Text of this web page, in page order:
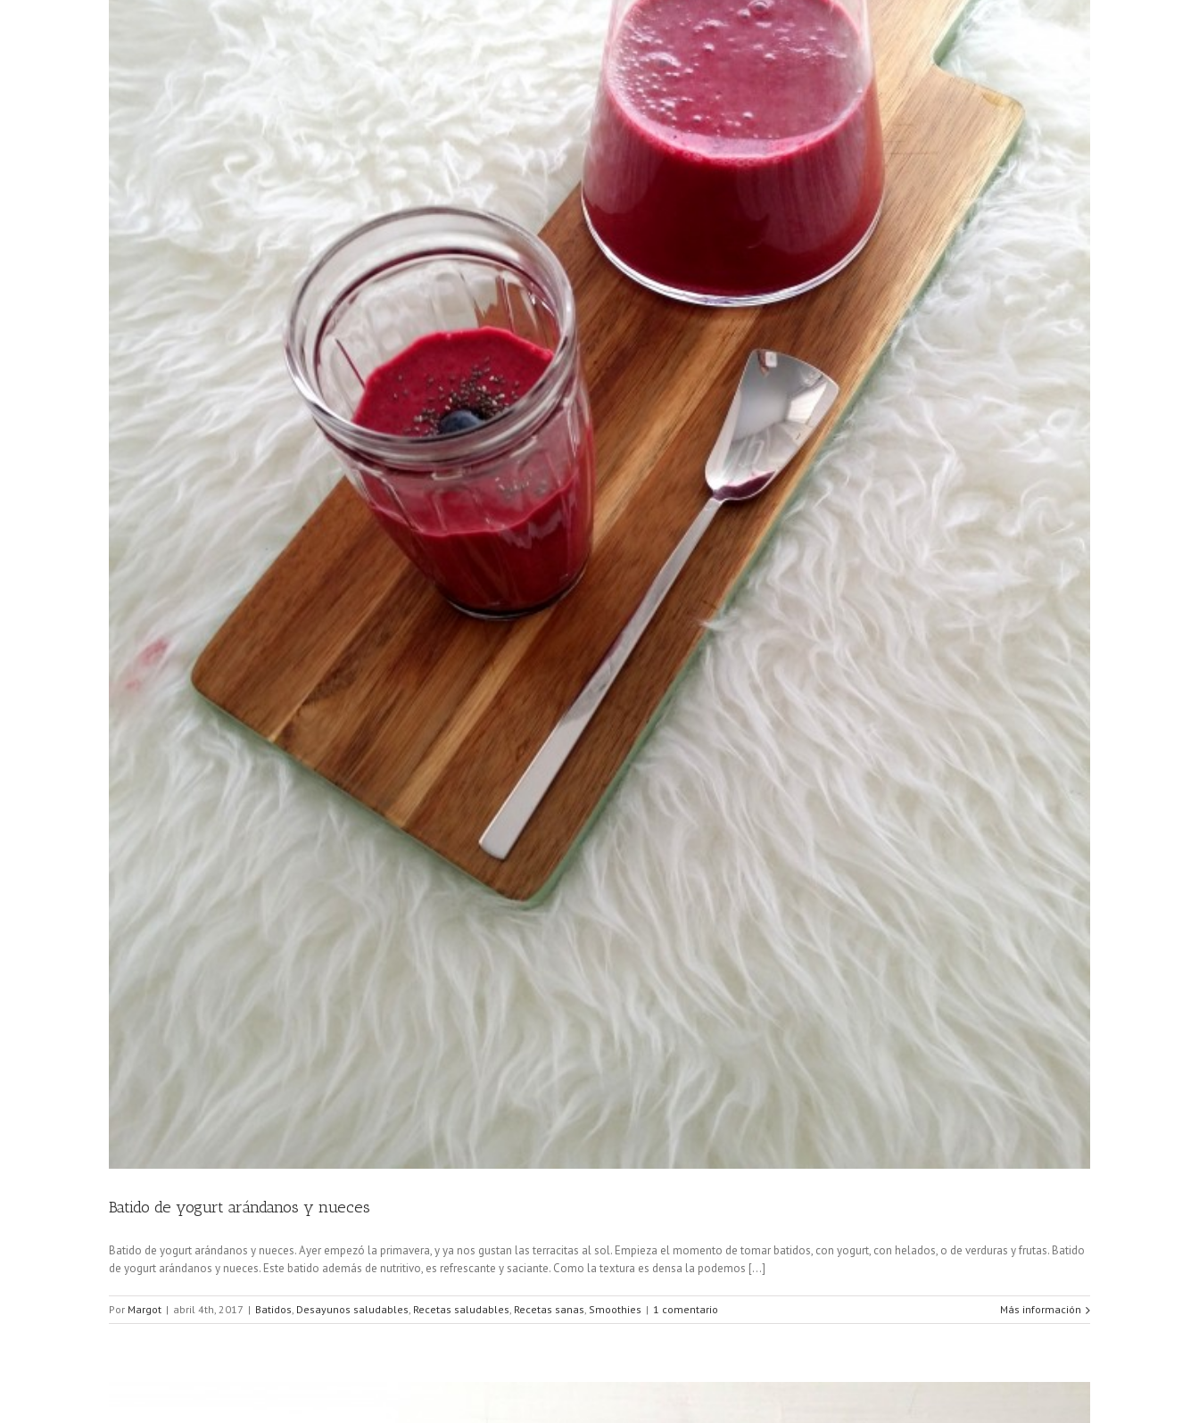
Batido de yogurt arándanos y nueces
Batido de yogurt arándanos y nueces. Ayer empezó la primavera, y ya nos gustan las terracitas al sol. Empieza el momento de tomar batidos, con yogurt, con helados, o de verduras y frutas. Batido
de yogurt arándanos y nueces. Este batido además de nutritivo, es refrescante y saciante. Como la textura es densa la podemos [...]
Por Margot | abril 4th, 2017 | Batidos, Desayunos saludables, Recetas saludables, Recetas sanas, Smoothies | 1 comentario Más información